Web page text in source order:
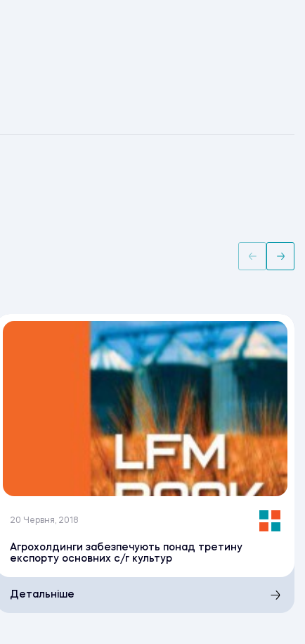
20 Червня, 2018
Агрохолдинги забезпечують понад третину
експорту основних с/г культур
Детальніше